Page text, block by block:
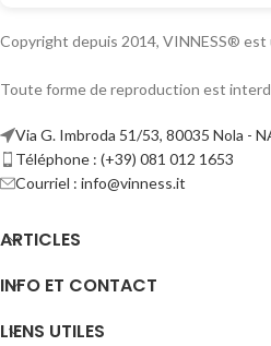
Copyright depuis 2014, VINNESS® est
Toute forme de reproduction est
Via G. Imbroda 51/53, 80035 Nola -
Téléphone : (+39) 081 012 1653
Courriel : info@vinness.it
ARTICLES
INFO ET CONTACT
LIENS UTILES